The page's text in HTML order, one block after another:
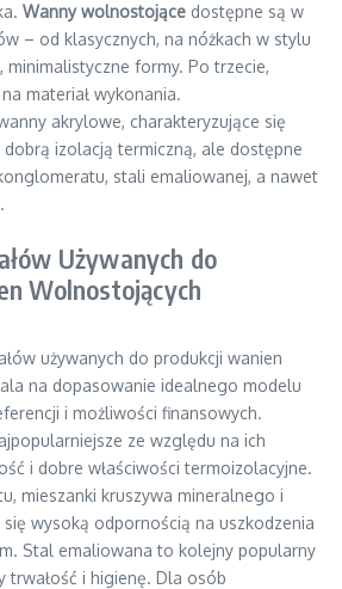
Wanny wolnostojące dostępne są w
– od klasycznych, na nóżkach w stylu
formy. Po trzecie,
materiał wykonania.
akrylowe, charakteryzujące się
dobrą izolacją termiczną, ale dostępne
stali emaliowanej, a nawet
Używanych do
Wolnostojących
używanych do produkcji wanien
na dopasowanie idealnego modelu
i możliwości finansowych.
ze względu na ich
i dobre właściwości termoizolacyjne.
mieszanki kruszywa mineralnego i
się wysoką odpornością na uszkodzenia
Stal emaliowana to kolejny popularny
trwałość i higienę. Dla osób